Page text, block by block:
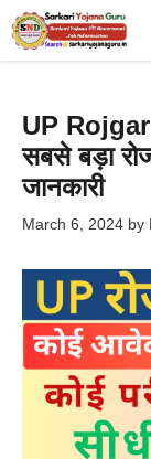
Skip
to
UP Rojgar
सबसे बड़ा
जानकारी
March 6, 2024 by